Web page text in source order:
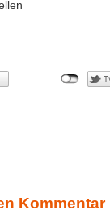
Kommentar